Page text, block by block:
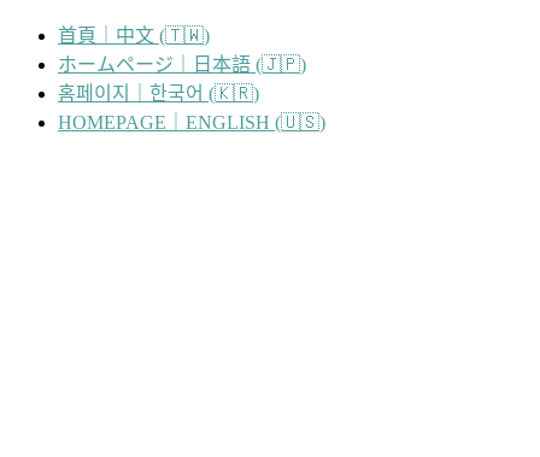
首頁｜中文 (🇹🇼)
ホームページ｜日本語 (🇯🇵)
홈페이지｜한국어 (🇰🇷)
HOMEPAGE｜ENGLISH (🇺🇸)